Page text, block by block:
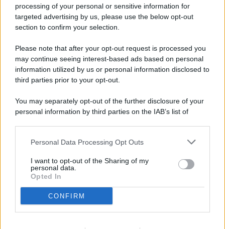
processing of your personal or sensitive information for
targeted advertising by us, please use the below opt-out
section to confirm your selection.
Please note that after your opt-out request is processed you
may continue seeing interest-based ads based on personal
information utilized by us or personal information disclosed to
third parties prior to your opt-out.
You may separately opt-out of the further disclosure of your
personal information by third parties on the IAB’s list of
This information may also be disclosed by us to third parties
disclose it to other third parties.
Personal Data Processing Opt Outs
I want to opt-out of the Sharing of my
personal data.
Opted In
CONFIRM
© 2026 - Pianeta Design - P.IVA 04827280654 - Testata
Registrata Al Tribunale Di Nocera Inferiore N. 8/2020 - RG N.
ISCRIZIONE AL ROC N. 35792 – ISCRITTA ALL’ANSO
(ASSOCIAZIONE NAZIONALE STAMPA ONLINE)
PREFERENZE PRIVACY